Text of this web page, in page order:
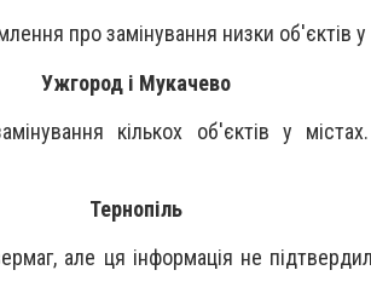
про замінування низки об'єктів у
Ужгород і Мукачево
кількох об'єктів у
Тернопіль
але ця інформація не